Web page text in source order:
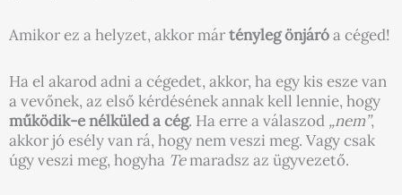
Amikor ez a helyzet, akkor mártényleg önjáróa céged!
Ha el akarod adni a cégedet, akkor, ha egy kis esze van
a vevőnek, az első kérdésének annak kell lennie, hogy
működik-e nélküled a cég. Ha erre a válaszod „nem”,
akkor jó esély van rá, hogy nem veszi meg. Vagy csak
úgy veszi meg, hogyha Temaradsz az ügyvezető.